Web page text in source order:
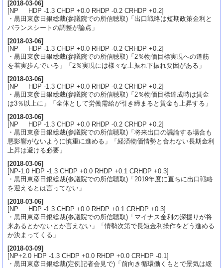
[2018-03-06]
[NP HDP -1.3 CHDP +0.0 RHDP -0.2 CRHDP +0.2]
・黒田東彦日銀総裁(参議院での所信聴取)「出口戦略は短期政策金利と
バランスシートの調整が論点」
[2018-03-06]
[NP HDP -1.3 CHDP +0.0 RHDP -0.2 CRHDP +0.2]
・黒田東彦日銀総裁(参議院での所信聴取)「2％物価目標実現への道筋
を着実歩んでいる」「2％実現には様々な上振れ下振れ要因がある」
[2018-03-06]
[NP HDP -1.3 CHDP +0.0 RHDP -0.2 CRHDP +0.2]
・黒田東彦日銀総裁(参議院での所信聴取)「2％物価目標達成時は賃金
は3％以上に」「全体として労働需給が引き締まると賃金も上昇する」
[2018-03-06]
[NP HDP -1.3 CHDP +0.0 RHDP -0.2 CRHDP +0.2]
・黒田東彦日銀総裁(参議院での所信聴取)「将来出口の議論する場合も
悪影響がないように慎重に進める」「経済物価情勢と合わない長期金利
上昇は避ける必要」
[2018-03-06]
[NP-1.0 HDP -1.3 CHDP +0.0 RHDP +0.1 CRHDP +0.3]
・黒田東彦日銀総裁(参議院での所信聴取)「2019年度に直ちに出口戦略
を迎えるとは言ってない」
[2018-03-06]
[NP HDP -1.3 CHDP +0.0 RHDP +0.1 CRHDP +0.3]
・黒田東彦日銀総裁(参議院での所信聴取)「マイナス金利の深掘りが将
来あるとかないとか言えない」「情勢次第で長短金利操作をどう進める
か決まってくる」
[2018-03-09]
[NP+2.0 HDP -1.3 CHDP +0.0 RHDP +0.0 CRHDP -0.1]
・黒田東彦日銀総裁(定例記者会見で)「前向き循環働くもとで景気は緩